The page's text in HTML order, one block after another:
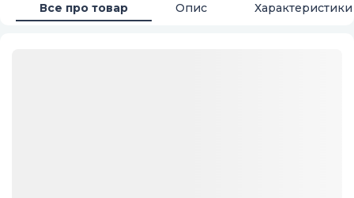
Все про товар Опис Характеристики